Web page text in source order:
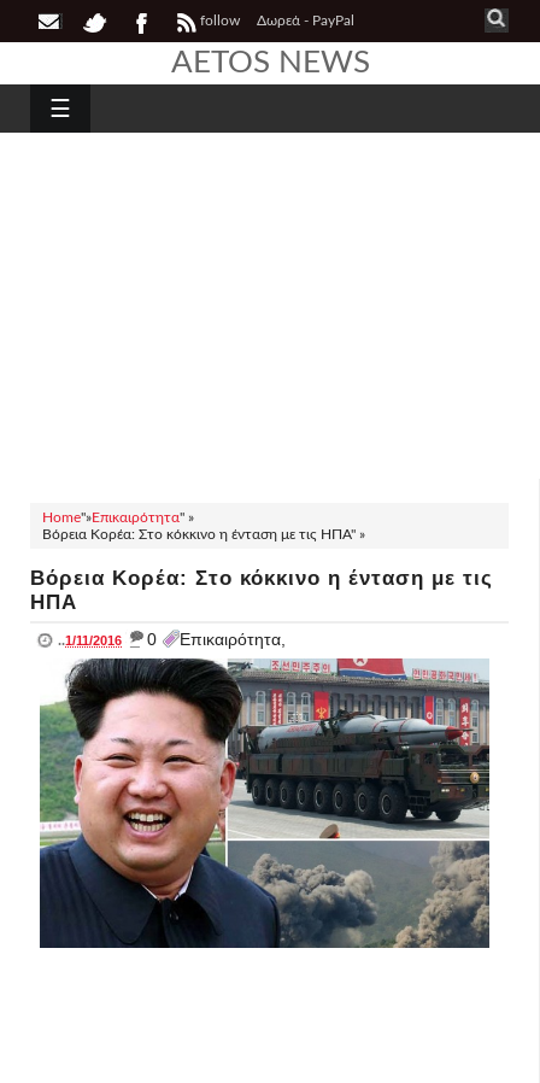
follow Δωρεά - PayPal
AETOS NEWS
☰
Home"»Επικαιρότητα" »
Βόρεια Κορέα: Στο κόκκινο η ένταση με τις ΗΠΑ" »
Βόρεια Κορέα: Στο κόκκινο η ένταση με τις
ΗΠΑ
..1/11/2016 _ 0 Επικαιρότητα,